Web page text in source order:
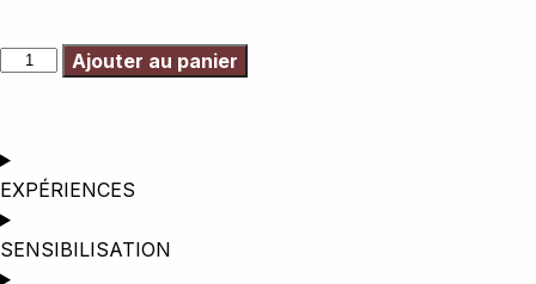
Ajouter au panier
EXPÉRIENCES
SENSIBILISATION